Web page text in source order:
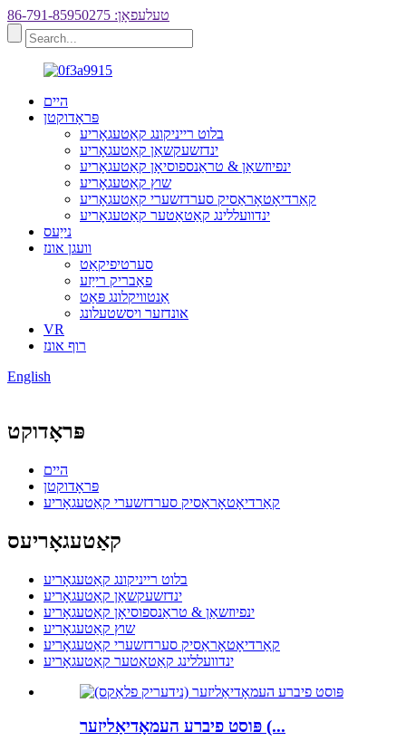
טעלעפאָן: 86-791-85950275
היים
פּראָדוקטן
בלוט רייניקונג קאַטעגאָריע
ינדזשעקשאַן קאַטעגאָריע
ינפיוזשאַן & טראַנספוסיאָן קאַטעגאָריע
שוץ קאַטעגאָריע
קאַרדיאָטאָראַסיק סערדזשערי קאַטעגאָריע
ינדוועללינג קאַטאַטער קאַטעגאָריע
נייַעס
וועגן אונז
סערטיפיקאַט
פאַבריק רייַזע
אַנטוויקלונג פּאַט
אונדזער ויסשטעלונג
VR
רוף אונז
English
פּראָדוקט
היים
פּראָדוקטן
קאַרדיאָטאָראַסיק סערדזשערי קאַטעגאָריע
קאַטעגאָריעס
בלוט רייניקונג קאַטעגאָריע
ינדזשעקשאַן קאַטעגאָריע
ינפיוזשאַן & טראַנספוסיאָן קאַטעגאָריע
שוץ קאַטעגאָריע
קאַרדיאָטאָראַסיק סערדזשערי קאַטעגאָריע
ינדוועללינג קאַטאַטער קאַטעגאָריע
פּוסט פיברע העמאָדיאַליזער (...